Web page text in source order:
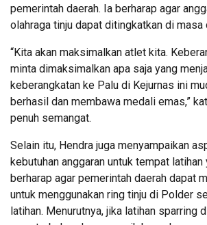
pemerintah daerah. Ia berharap agar
olahraga tinju dapat ditingkatkan di masa
“Kita akan maksimalkan atlet kita.
minta dimaksimalkan apa saja yang
keberangkatan ke Palu di Kejurnas ini
berhasil dan membawa medali emas,”
penuh semangat.
Selain itu, Hendra juga menyampaikan
kebutuhan anggaran untuk tempat latihan
berharap agar pemerintah daerah dapat
untuk menggunakan ring tinju di Polder
latihan. Menurutnya, jika latihan sparring